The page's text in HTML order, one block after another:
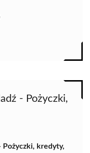
- Pożyczki,
Pożyczki, kredyty,